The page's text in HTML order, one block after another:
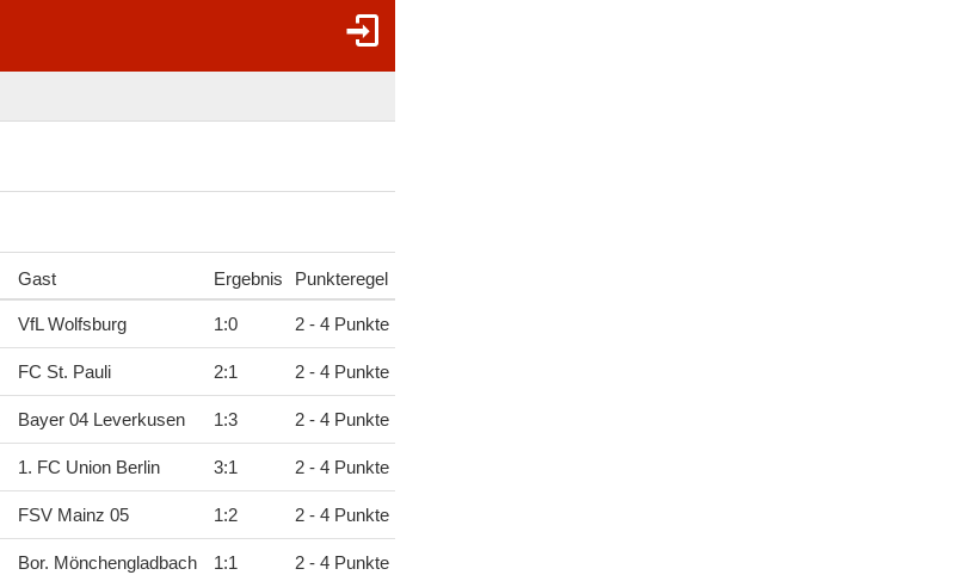
Gast Ergebnis Punkteregel
VfL Wolfsburg 1:0 2 - 4 Punkte
FC St. Pauli 2:1 2 - 4 Punkte
Bayer 04 Leverkusen 1:3 2 - 4 Punkte
1. FC Union Berlin 3:1 2 - 4 Punkte
FSV Mainz 05 1:2 2 - 4 Punkte
Bor. Mönchengladbach 1:1 2 - 4 Punkte